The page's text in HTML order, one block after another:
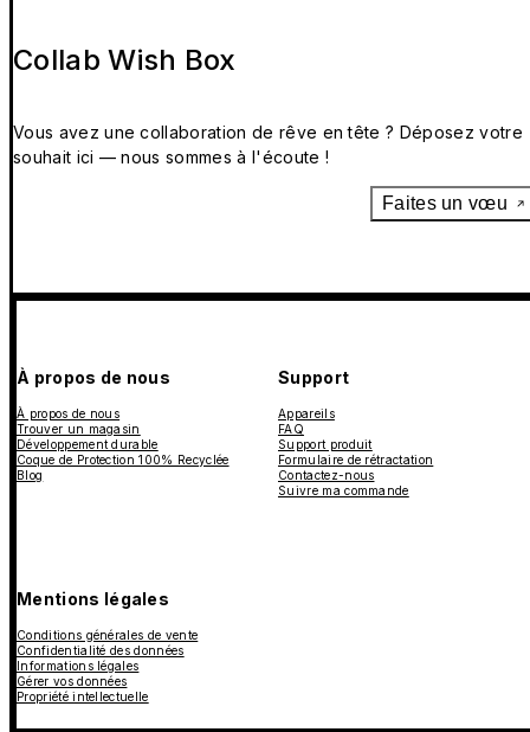
Collab Wish Box
Vous avez une collaboration de rêve en tête ? Déposez votre
souhait ici — nous sommes à l'écoute !
Faites un vœu
À propos de nous
À propos de nous
Trouver un magasin
Développement durable
Coque de Protection 100% Recyclée
Blog
Support
Appareils
FAQ
Support produit
Formulaire de rétractation
Contactez-nous
Suivre ma commande
Mentions légales
Conditions générales de vente
Confidentialité des données
Informations légales
Gérer vos données
Propriété intellectuelle